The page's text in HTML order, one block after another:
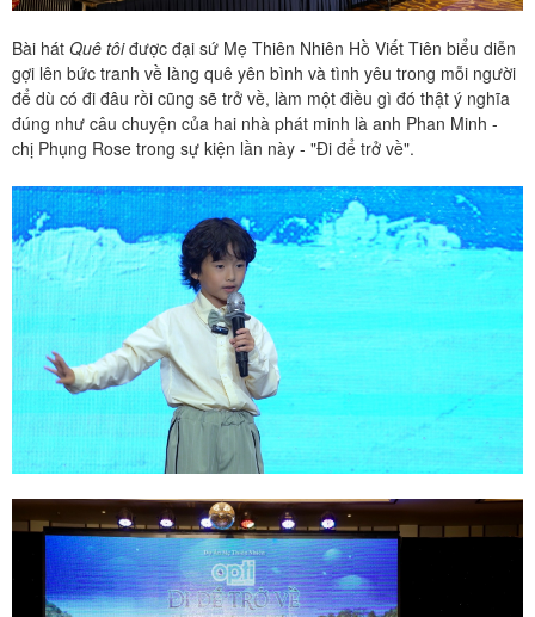
Bài hát Quê tôiđược đại sứ Mẹ Thiên Nhiên Hồ Viết Tiên biểu diễn
gợi lên bức tranh về làng quê yên bình và tình yêu trong mỗi người
để dù có đi đâu rồi cũng sẽ trở về, làm một điều gì đó thật ý nghĩa
đúng như câu chuyện của hai nhà phát minh là anh Phan Minh -
chị Phụng Rose trong sự kiện lần này - "Đi để trở về".